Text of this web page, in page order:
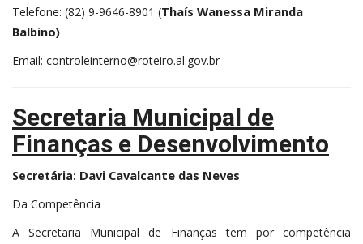
Telefone: (82) 9-9646-8901 (Thaís Wanessa Miranda
Balbino)
Email: controleinterno@roteiro.al.gov.br
Secretaria Municipal de
Finanças e Desenvolvimento
Secretária: Davi Cavalcante das Neves
Da Competência
A Secretaria Municipal de Finanças tem por competência